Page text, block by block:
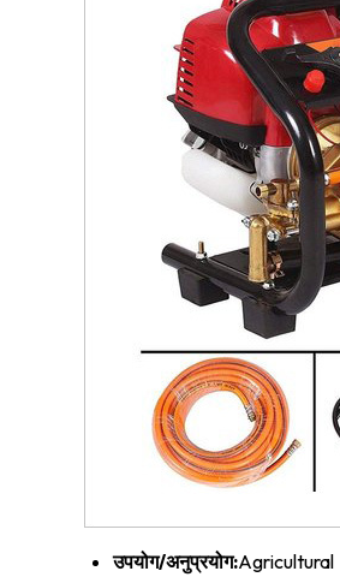
उपयोग/अनुप्रयोग:Agricultural